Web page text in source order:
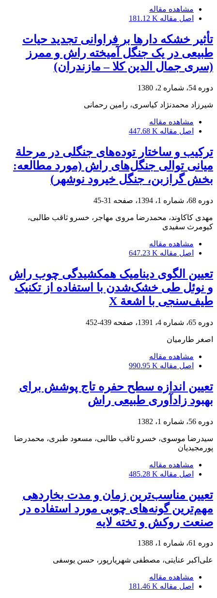
مشاهده مقاله
اصل مقاله 181.12 K
تأثیر خشکه دارها بر فراوانی تجدید حیات
طبیعی در یک جنگل آمیخته راش و ممرز
(سری جمال الدین کلا – مازندران)
دوره 54، شماره 2، 1380
شیرزاد محمدنژاد کیاسری، رامین رحمانی
مشاهده مقاله
اصل مقاله 447.68 K
ترکیب و ساختار توده‌های جنگلی در مرحلة
میانی توالی جنگل‌های راش (مورد مطالعه:
بخش گرازبن، جنگل خیرود نوشهر)
دوره 68، شماره 1، 1394، صفحه 31-45
مهدی کاکاوند، محمدرضا مروی مهاجر، خسرو ثاقب طالبی،
کیومرث سفیدی
مشاهده مقاله
اصل مقاله 647.23 K
تعیین الگوی دینامیک همکشیدگی چوب راش
و نوئل طی خشک‌شدن با استفاده از تکنیک
طیف‌سنجی با اشعة X
دوره 65، شماره 4، 1391، صفحه 439-452
اصغر طارمیان
مشاهده مقاله
اصل مقاله 990.95 K
تعیین اندازه سطح حفره تاج پوشش برای
بهبود زادآوری طبیعی راش
دوره 56، شماره 1، 1382
سیدرضا موسوی، خسرو ثاقب طالبی، مسعود طبری، محمدرضا
پورمجیدیان
مشاهده مقاله
اصل مقاله 485.28 K
تعیین مناسب‌ترین زمان و مدت بخاردهی
مهم‌ترین گونه‌های چوبی مورد استفاده در
صنعت روکش و تخته لایه
دوره 61، شماره 1، 1388
علی‌اکبر عنایتی، مصطفی شهریارپور، حسن یوسفی
مشاهده مقاله
اصل مقاله 181.46 K